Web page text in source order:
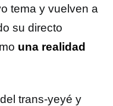
tema y vuelven a
su directo
una realidad
trans-yeyé y